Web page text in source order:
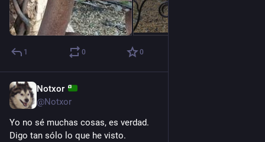
1 0 0
Notxor
@Notxor
Yo no sé muchas cosas, es verdad.
Digo tan sólo lo que he visto.